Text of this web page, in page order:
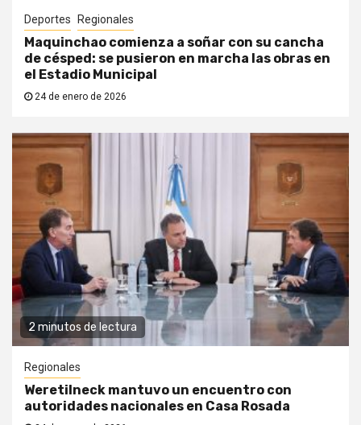
Deportes Regionales
Maquinchao comienza a soñar con su cancha
de césped: se pusieron en marcha las obras en
el Estadio Municipal
24 de enero de 2026
2 minutos de lectura
Regionales
Weretilneck mantuvo un encuentro con
autoridades nacionales en Casa Rosada